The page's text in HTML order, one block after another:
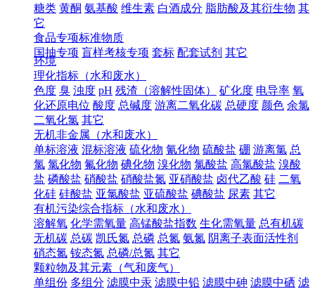
糖类 黄酮 氨基酸 维生素 白酒成分 脂肪酸及其衍生物 其
它
食品专项标准物质
国抽专项 盲样考核专项 套标 配套试剂 其它
环境
理化指标（水和废水）
色度 臭 浊度 pH 残渣（溶解性固体） 矿化度 电导率 氧
化还原电位 酸度 总碱度 游离二氧化碳 总硬度 颜色 余氯
二氧化氯 其它
无机非金属（水和废水）
单标溶液 混标溶液 硫化物 氰化物 硫酸盐 硼 游离氯 总
氯 氯化物 氟化物 碘化物 溴化物 氯酸盐 高氯酸盐 溴酸
盐 磷酸盐 硝酸盐 硝酸盐氮 亚硝酸盐 卤代乙酸 硅 二氧
化硅 硅酸盐 亚氯酸盐 亚硫酸盐 碘酸盐 尿素 其它
有机污染综合指标（水和废水）
溶解氧 化学需氧量 高锰酸盐指数 生化需氧量 总有机碳
无机碳 总碳 凯氏氮 总磷 总氮 氨氮 阴离子表面活性剂
硝态氮 铵态氮 总磷/总氮 其它
颗粒物及其元素（气和废气）
单组份 多组分 滤膜中汞 滤膜中铅 滤膜中砷 滤膜中硒 滤